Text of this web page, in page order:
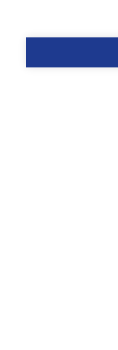
Bestellen